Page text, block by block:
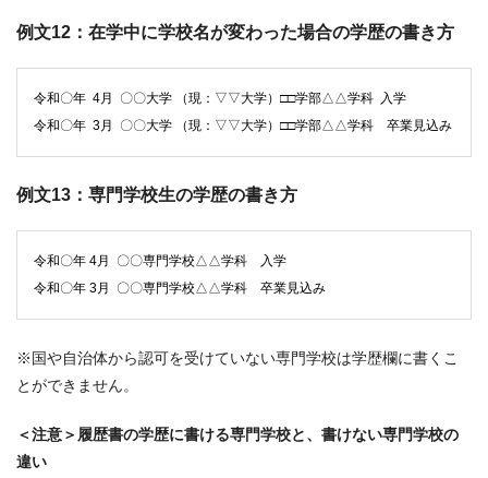
例文12：在学中に学校名が変わった場合の学歴の書き方
令和〇年 4月 〇〇大学 （現：▽▽大学）□□学部△△学科 入学
令和〇年 3月 〇〇大学 （現：▽▽大学）□□学部△△学科 卒業見込み
例文13：専門学校生の学歴の書き方
令和〇年 4月 〇〇専門学校△△学科 入学
令和〇年 3月 〇〇専門学校△△学科 卒業見込み
※国や自治体から認可を受けていない専門学校は学歴欄に書くこ
とができません。
＜注意＞履歴書の学歴に書ける専門学校と、書けない専門学校の
違い